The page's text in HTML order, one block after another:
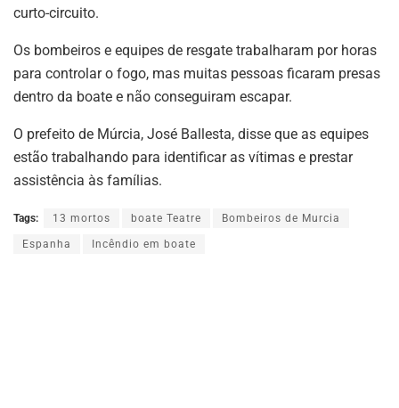
curto-circuito.
Os bombeiros e equipes de resgate trabalharam por horas
para controlar o fogo, mas muitas pessoas ficaram presas
dentro da boate e não conseguiram escapar.
O prefeito de Múrcia, José Ballesta, disse que as equipes
estão trabalhando para identificar as vítimas e prestar
assistência às famílias.
Tags: 13 mortos boate Teatre Bombeiros de Murcia
Espanha Incêndio em boate